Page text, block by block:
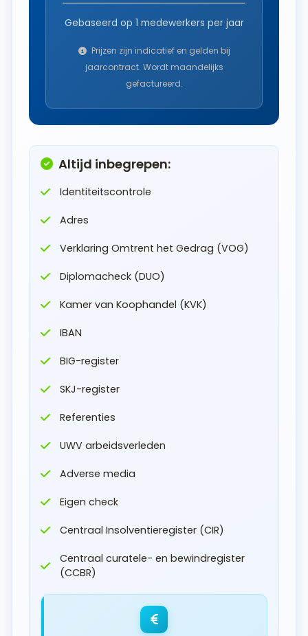
Gebaseerd op 1 medewerkers per jaar
Prijzen zijn indicatief en gelden bij
jaarcontract. Wordt maandelijks
gefactureerd.
Altijd inbegrepen:
Identiteitscontrole
Adres
Verklaring Omtrent het Gedrag (VOG)
Diplomacheck (DUO)
Kamer van Koophandel (KVK)
IBAN
BIG-register
SKJ-register
Referenties
UWV arbeidsverleden
Adverse media
Eigen check
Centraal Insolventieregister (CIR)
Centraal curatele- en bewindregister
(CCBR)